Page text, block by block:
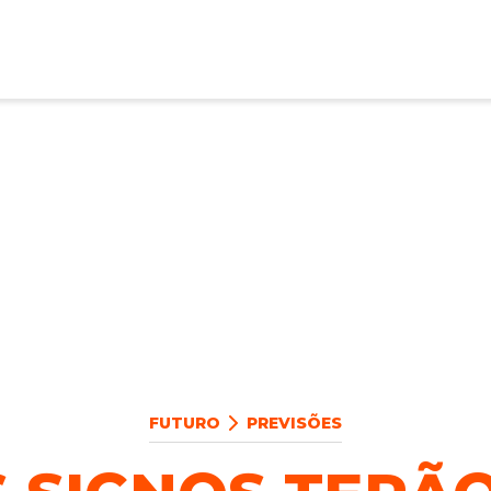
FUTURO PREVISÕES